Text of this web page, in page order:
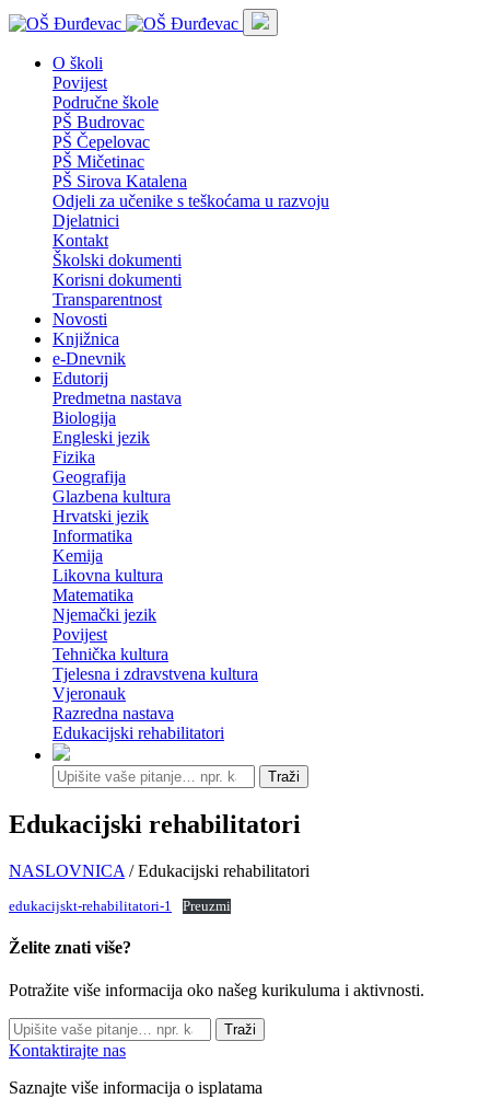
O školi
Povijest
Područne škole
PŠ Budrovac
PŠ Čepelovac
PŠ Mičetinac
PŠ Sirova Katalena
Odjeli za učenike s teškoćama u razvoju
Djelatnici
Kontakt
Školski dokumenti
Korisni dokumenti
Transparentnost
Novosti
Knjižnica
e-Dnevnik
Edutorij
Predmetna nastava
Biologija
Engleski jezik
Fizika
Geografija
Glazbena kultura
Hrvatski jezik
Informatika
Kemija
Likovna kultura
Matematika
Njemački jezik
Povijest
Tehnička kultura
Tjelesna i zdravstvena kultura
Vjeronauk
Razredna nastava
Edukacijski rehabilitatori
Traži
Edukacijski rehabilitatori
NASLOVNICA / Edukacijski rehabilitatori
edukacijskt-rehabilitatori-1 Preuzmi
Želite znati više?
Potražite više informacija oko našeg kurikuluma i aktivnosti.
Traži
Kontaktirajte nas
Saznajte više informacija o isplatama